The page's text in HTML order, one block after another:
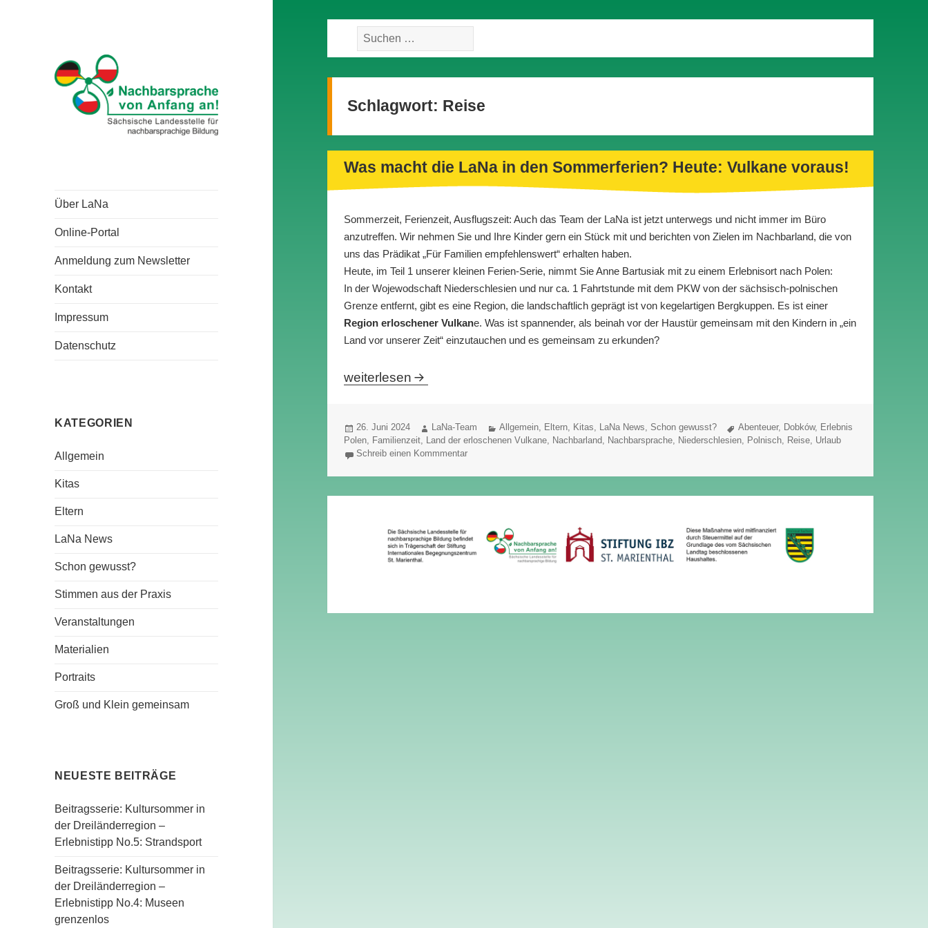
Über LaNa
Online-Portal
Anmeldung zum Newsletter
Kontakt
Impressum
Datenschutz
KATEGORIEN
Allgemein
Kitas
Eltern
LaNa News
Schon gewusst?
Stimmen aus der Praxis
Veranstaltungen
Materialien
Portraits
Groß und Klein gemeinsam
NEUESTE BEITRÄGE
Beitragsserie: Kultursommer in
der Dreiländerregion –
Erlebnistipp No.5: Strandsport
Beitragsserie: Kultursommer in
der Dreiländerregion –
Erlebnistipp No.4: Museen
grenzenlos
Suche
nach:
Schlagwort: Reise
Was macht die LaNa in den Sommerferien? Heute: Vulkane voraus!
Sommerzeit, Ferienzeit, Ausflugszeit: Auch das Team der LaNa ist jetzt unterwegs und nicht immer im Büro
anzutreffen. Wir nehmen Sie und Ihre Kinder gern ein Stück mit und berichten von Zielen im Nachbarland, die von
uns das Prädikat „Für Familien empfehlenswert“ erhalten haben.
Heute, im Teil 1 unserer kleinen Ferien-Serie, nimmt Sie Anne Bartusiak mit zu einem Erlebnisort nach Polen:
In der Wojewodschaft Niederschlesien und nur ca. 1 Fahrtstunde mit dem PKW von der sächsisch-polnischen
Grenze entfernt, gibt es eine Region, die landschaftlich geprägt ist von kegelartigen Bergkuppen. Es ist einer
Region erloschener Vulkane. Was ist spannender, als beinah vor der Haustür gemeinsam mit den Kindern in „ein
Land vor unserer Zeit“ einzutauchen und es gemeinsam zu erkunden?
Was macht die LaNa in den Sommerferien? Heute: Vulkane voraus!
weiterlesen
Veröffentlicht
am
26. Juni 2024 Autor
LaNa-Team Kategorien
Allgemein, Eltern, Kitas, LaNa News, Schon gewusst? Schlagwörter
Abenteuer, Dobków, Erlebnis
Polen, Familienzeit, Land der erloschenen Vulkane, Nachbarland, Nachbarsprache, Niederschlesien, Polnisch, Reise, Urlaub
Schreib einen Kommmentar